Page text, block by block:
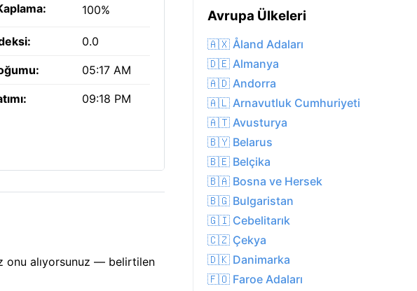
100%
0.0
05:17 AM
09:18 PM
onu alıyorsunuz — belirtilen
Avrupa Ülkeleri
🇦🇽 Åland Adaları
🇩🇪 Almanya
🇦🇩 Andorra
🇦🇱 Arnavutluk Cumhuriyeti
🇦🇹 Avusturya
🇧🇾 Belarus
🇧🇪 Belçika
🇧🇦 Bosna ve Hersek
🇧🇬 Bulgaristan
🇬🇮 Cebelitarık
🇨🇿 Çekya
🇩🇰 Danimarka
🇫🇴 Faroe Adaları